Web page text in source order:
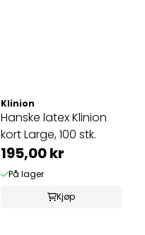
Klinion
Hanske latex Klinion
kort Large, 100 stk.
195,00 kr
På lager
Kjøp